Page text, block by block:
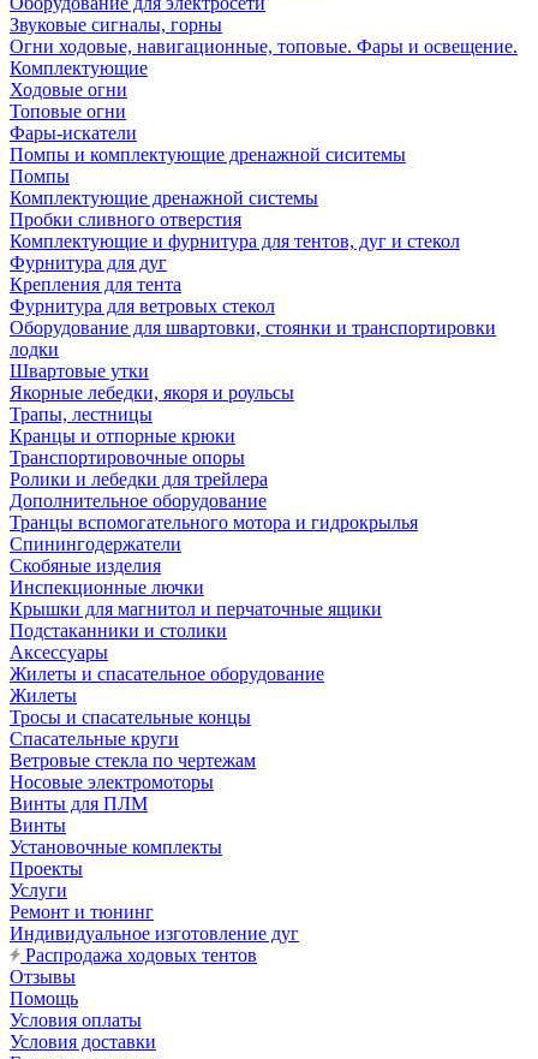
Звуковые сигналы, горны
Огни ходовые, навигационные, топовые. Фары и освещение.
Комплектующие
Ходовые огни
Топовые огни
Фары-искатели
Помпы и комплектующие дренажной сиситемы
Помпы
Комплектующие дренажной системы
Пробки сливного отверстия
Комплектующие и фурнитура для тентов, дуг и стекол
Фурнитура для дуг
Крепления для тента
Фурнитура для ветровых стекол
Оборудование для швартовки, стоянки и транспортировки
лодки
Швартовые утки
Якорные лебедки, якоря и роульсы
Трапы, лестницы
Кранцы и отпорные крюки
Транспортировочные опоры
Ролики и лебедки для трейлера
Дополнительное оборудование
Транцы вспомогательного мотора и гидрокрылья
Спинингодержатели
Скобяные изделия
Инспекционные лючки
Крышки для магнитол и перчаточные ящики
Подстаканники и столики
Аксессуары
Жилеты и спасательное оборудование
Жилеты
Тросы и спасательные концы
Спасательные круги
Ветровые стекла по чертежам
Носовые электромоторы
Винты для ПЛМ
Винты
Установочные комплекты
Проекты
Услуги
Ремонт и тюнинг
Индивидуальное изготовление дуг
Распродажа ходовых тентов
Отзывы
Помощь
Условия оплаты
Условия доставки